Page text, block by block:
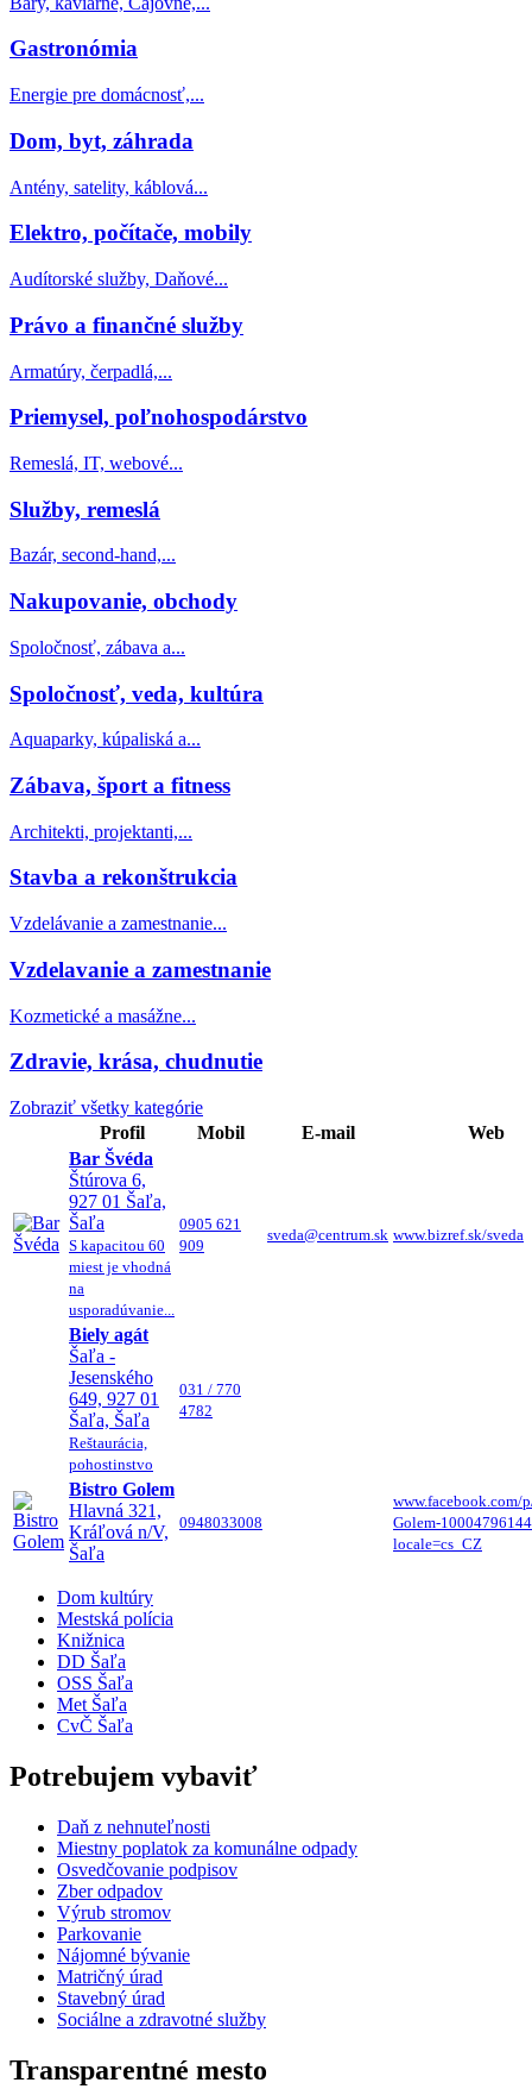
Gastronómia
Energie pre domácnosť,...
Dom, byt, záhrada
Antény, satelity, káblová...
Elektro, počítače, mobily
Audítorské služby, Daňové...
Právo a finančné služby
Armatúry, čerpadlá,...
Priemysel, poľnohospodárstvo
Remeslá, IT, webové...
Služby, remeslá
Bazár, second-hand,...
Nakupovanie, obchody
Spoločnosť, zábava a...
Spoločnosť, veda, kultúra
Aquaparky, kúpaliská a...
Zábava, šport a fitness
Architekti, projektanti,...
Stavba a rekonštrukcia
Vzdelávanie a zamestnanie...
Vzdelavanie a zamestnanie
Kozmetické a masážne...
Zdravie, krása, chudnutie
Zobraziť všetky kategórie
Profil
Mobil E-mail
Web
Bar Švéda
Štúrova 6,
927 01 Šaľa,
Šaľa
S kapacitou 60
miest je vhodná
na
usporadúvanie...
0905 621
909
sveda@centrum.sk www.bizref.sk/sveda
Biely agát
Šaľa -
Jesenského
649, 927 01
Šaľa, Šaľa
Reštaurácia,
pohostinstvo
031 / 770
4782
Bistro Golem
Hlavná 321,
Kráľová n/V,
Šaľa
0948033008
www.facebook.com/
Golem-
locale=cs_CZ
Dom kultúry
Mestská polícia
Knižnica
DD Šaľa
OSS Šaľa
Met Šaľa
CvČ Šaľa
Potrebujem vybaviť
Daň z nehnuteľnosti
Miestny poplatok za komunálne odpady
Osvedčovanie podpisov
Zber odpadov
Výrub stromov
Parkovanie
Nájomné bývanie
Matričný úrad
Stavebný úrad
Sociálne a zdravotné služby
Transparentné mesto